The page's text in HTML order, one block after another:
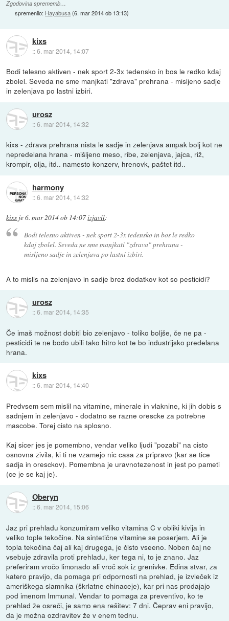
Zgodovina sprememb…
spremenilo: Hayabusa(6. mar 2014 ob 13:13)
kixs
::6. mar 2014, 14:07
Bodi telesno aktiven - nek sport 2-3x tedensko in bos le redko kdaj
zbolel. Seveda ne sme manjkati "zdrava" prehrana - misljeno sadje
in zelenjava po lastni izbiri.
urosz
::6. mar 2014, 14:32
kixs - zdrava prehrana nista le sadje in zelenjava ampak bolj kot ne
nepredelana hrana - mišljeno meso, ribe, zelenjava, jajca, riž,
krompir, olja, itd.. namesto konzerv, hrenovk, paštet itd..
harmony
::6. mar 2014, 14:32
kixs je6. mar 2014 ob 14:07izjavil:
Bodi telesno aktiven - nek sport 2-3x tedensko in bos le redko
kdaj zbolel. Seveda ne sme manjkati "zdrava" prehrana -
misljeno sadje in zelenjava po lastni izbiri.
A to mislis na zelenjavo in sadje brez dodatkov kot so pesticidi?
urosz
::6. mar 2014, 14:35
Če imaš možnost dobiti bio zelenjavo - toliko boljše, če ne pa -
pesticidi te ne bodo ubili tako hitro kot te bo industrijsko predelana
hrana.
kixs
::6. mar 2014, 14:40
Predvsem sem mislil na vitamine, minerale in vlaknine, ki jih dobis s
sadnjem in zelenjavo - dodatno se razne orescke za potrebne
mascobe. Torej cisto na splosno.
Kaj sicer jes je pomembno, vendar veliko ljudi "pozabi" na cisto
osnovna zivila, ki ti ne vzamejo nic casa za pripravo (kar se tice
sadja in oresckov). Pomembna je uravnotezenost in jest po pameti
(ce je se kaj je).
Oberyn
::6. mar 2014, 15:06
Jaz pri prehladu konzumiram veliko vitamina C v obliki kivija in
veliko tople tekočine. Na sintetične vitamine se poserjem. Ali je
topla tekočina čaj ali kaj drugega, je čisto vseeno. Noben čaj ne
vsebuje zdravila proti prehladu, ker tega ni, to je znano. Jaz
preferiram vročo limonado ali vroč sok iz grenivke. Edina stvar, za
katero pravijo, da pomaga pri odpornosti na prehlad, je izvleček iz
ameriškega slamnika (škrlatne ehinaceje), kar pri nas prodajajo
pod imenom Immunal. Vendar to pomaga za preventivo, ko te
prehlad že osreči, je samo ena rešitev: 7 dni. Čeprav eni pravijo,
da je možna ozdravitev že v enem tednu.